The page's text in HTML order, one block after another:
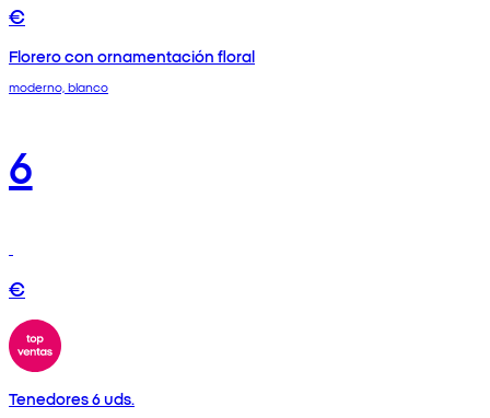
€
Florero con ornamentación floral
moderno, blanco
6
€
Tenedores 6 uds.